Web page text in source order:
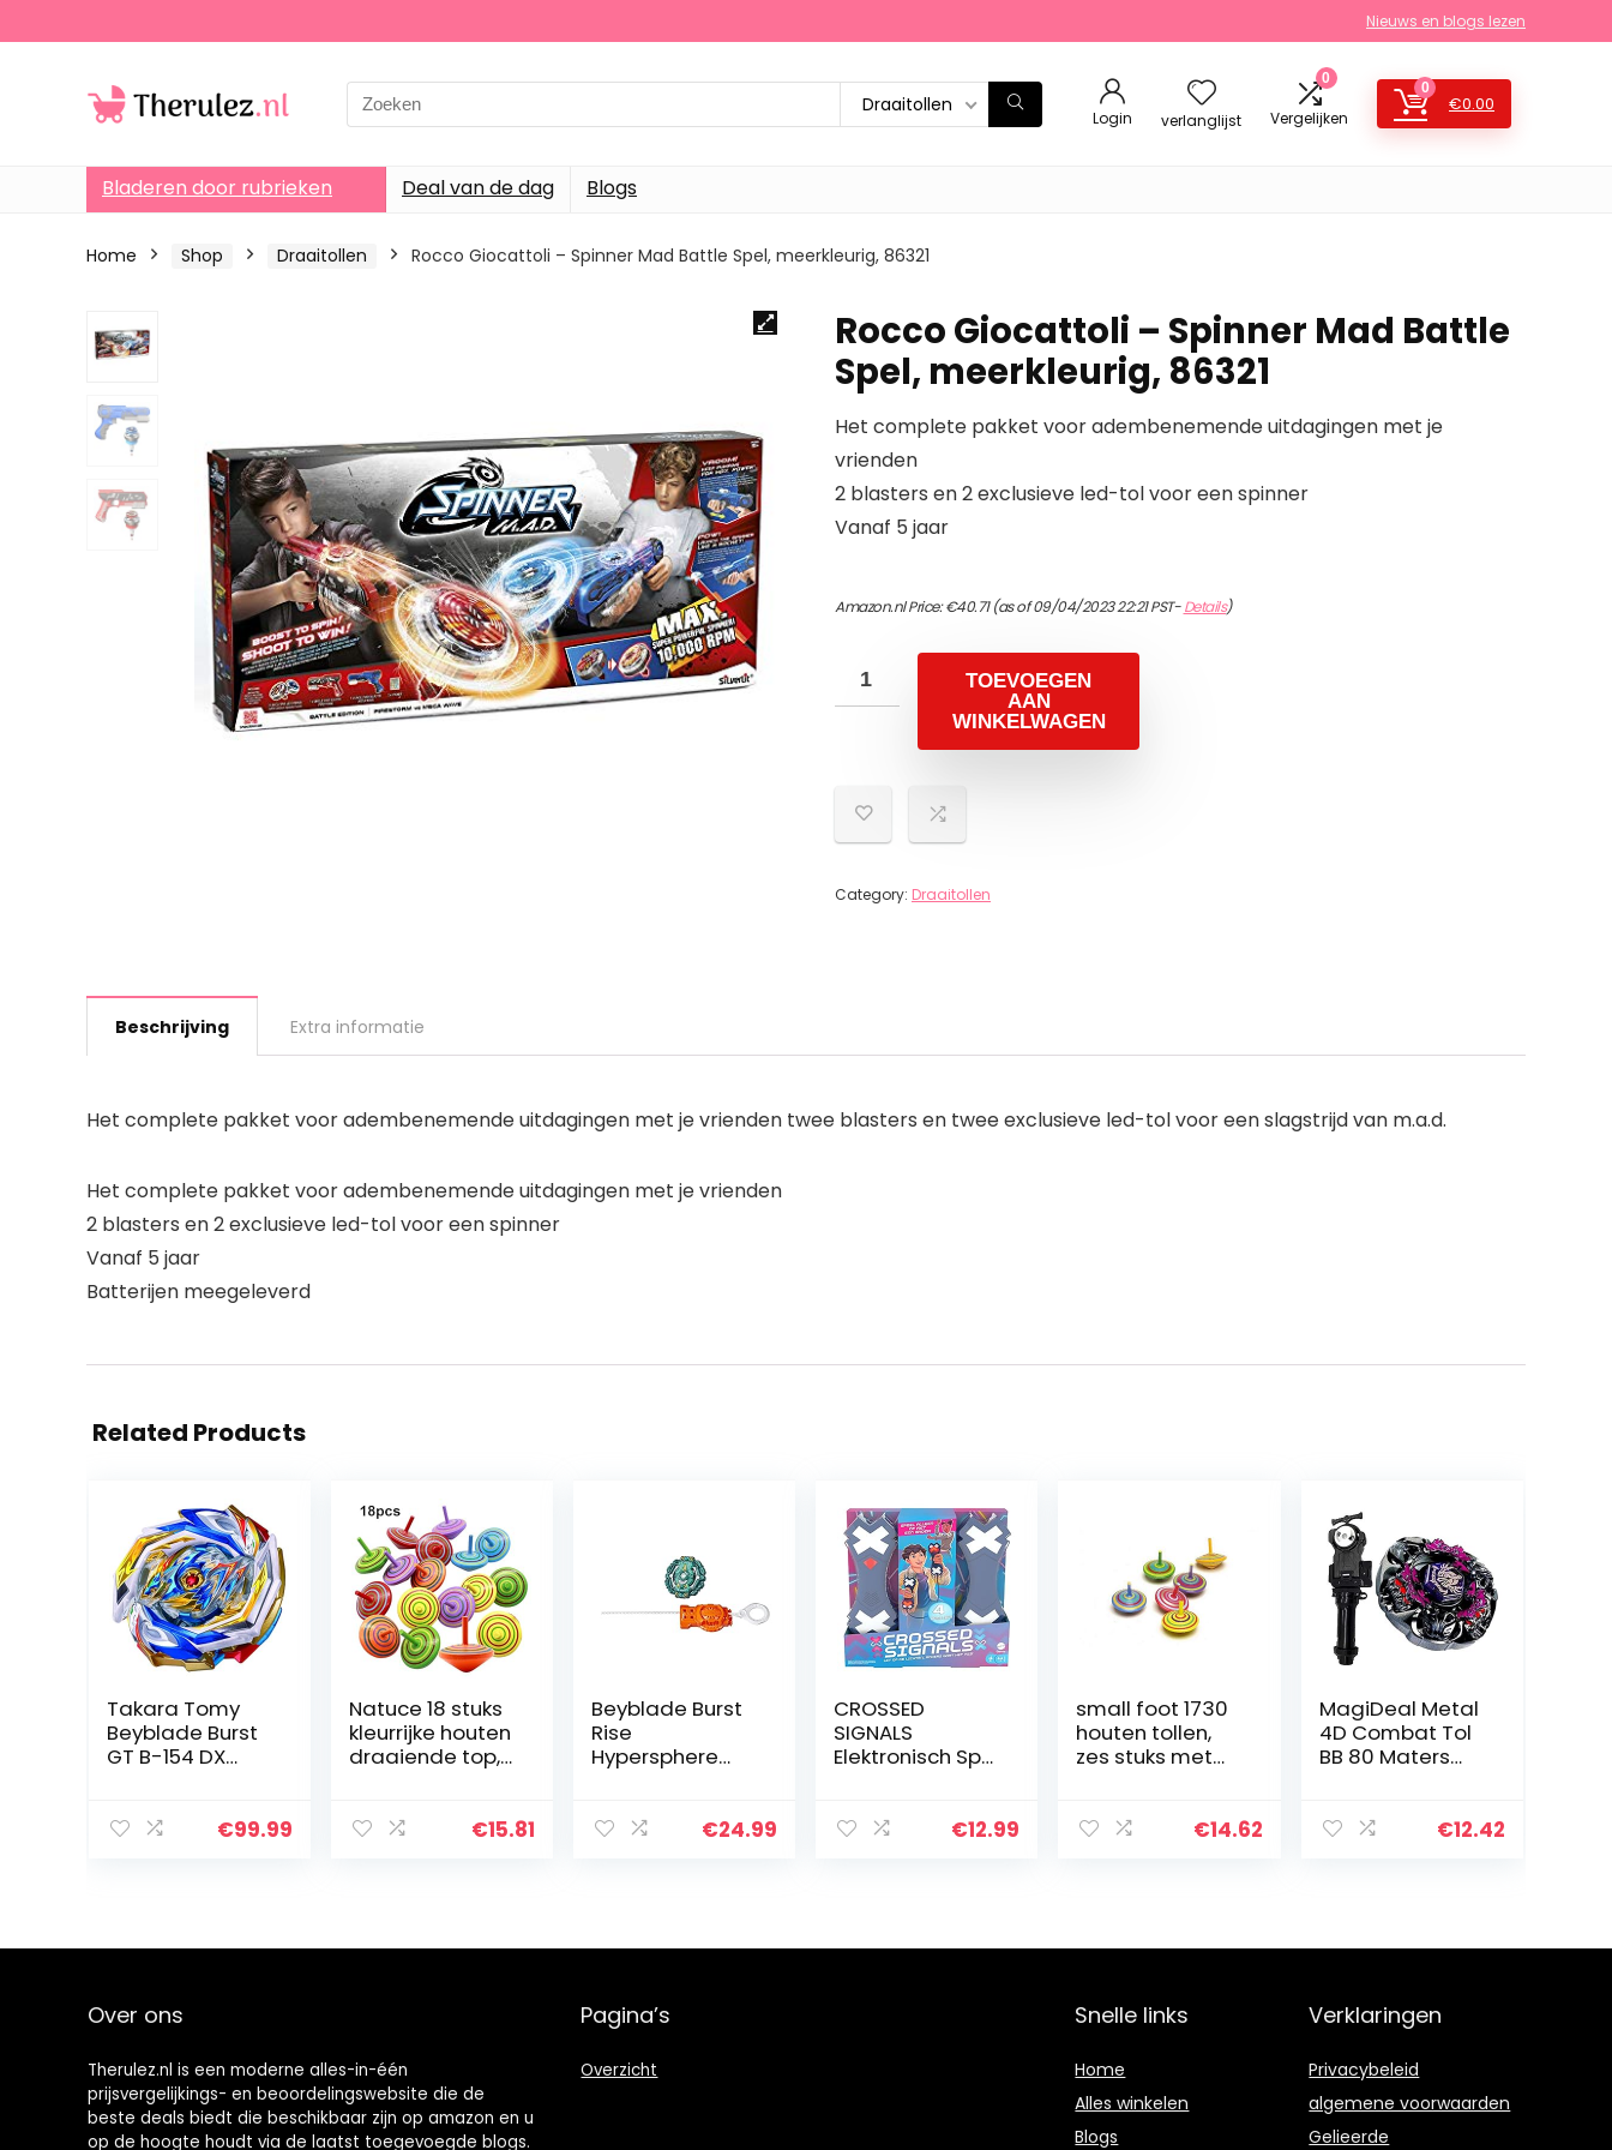
Nieuws en blogs lezen
Search
for:
Draaitollen
Login verlanglijst
0
Vergelijken
0
€0.00
Bladeren door rubrieken Deal van de dag Blogs
Home Shop Draaitollen Rocco Giocattoli – Spinner Mad Battle Spel, meerkleurig, 86321
Rocco Giocattoli – Spinner Mad Battle
Spel, meerkleurig, 86321
Het complete pakket voor adembenemende uitdagingen met je
vrienden
2 blasters en 2 exclusieve led-tol voor een spinner
Vanaf 5 jaar
Amazon.nl Price:€40.71(as of 09/04/2023 22:21 PST-Details)
TOEVOEGEN
AAN
WINKELWAGEN
Category: Draaitollen
Beschrijving Extra informatie
Het complete pakket voor adembenemende uitdagingen met je vrienden twee blasters en twee exclusieve led-tol voor een slagstrijd van m.a.d.
Het complete pakket voor adembenemende uitdagingen met je vrienden
2 blasters en 2 exclusieve led-tol voor een spinner
Vanaf 5 jaar
Batterijen meegeleverd
Related Products
Takara Tomy
Beyblade Burst
GT B-154 DX
€99.99
Natuce 18 stuks
kleurrijke houten
draaiende top,
speelgoed
€15.81
Beyblade Burst
Rise
Hypersphere
Gevechtstol van
€24.99
CROSSED
SIGNALS
Elektronisch Spel
spraak om
€12.99
small foot 1730
houten tollen,
zes stuks met
en patronen,€14.62
MagiDeal Metal
4D Combat Tol
BB 80 Maters
Launcher Grip
€12.42
Over ons
Therulez.nl is een moderne alles-in-één
prijsvergelijkings- en beoordelingswebsite die de
beste deals biedt die beschikbaar zijn op amazon en u
op de hoogte houdt via de laatst toegevoegde blogs.
Pagina’s
Overzicht
Snelle links
Home
Alles winkelen
Blogs
Verklaringen
Privacybeleid
algemene voorwaarden
Gelieerde